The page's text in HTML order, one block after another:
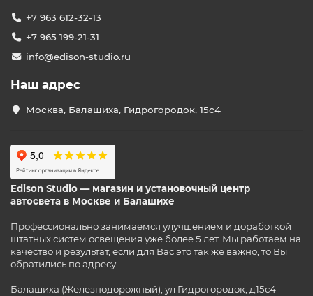
+7 963 612-32-13
+7 965 199-21-31
info@edison-studio.ru
Наш адрес
Москва, Балашиха, Гидрогородок, 15с4
Edison Studio — магазин и установочный центр
автосвета в Москве и Балашихе
Профессионально занимаемся улучшением и доработкой
штатных систем освещения уже более 5 лет. Мы работаем на
качество и результат, если для Вас это так же важно, то Вы
обратились по адресу.
Балашиха (Железнодорожный), ул Гидрогородок, д15с4